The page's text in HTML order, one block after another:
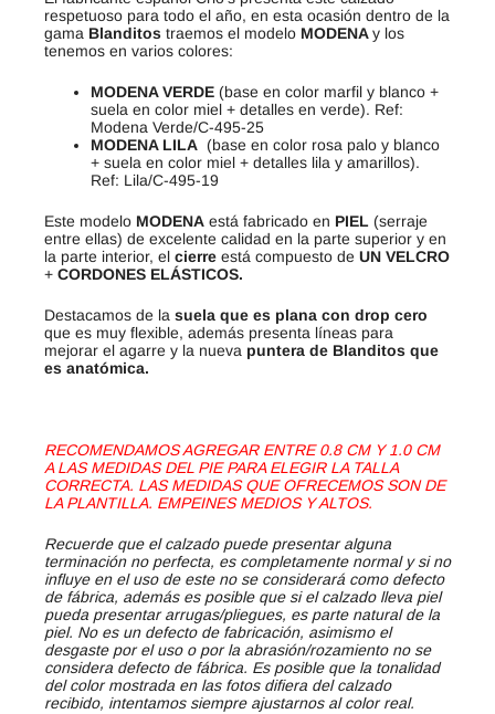
respetuoso para todo el año, en esta ocasión dentro de la
gama Blanditos traemos el modelo MODENAy los
tenemos en varios colores:
MODENA VERDE (base en color marfil y blanco +
suela en color miel + detalles en verde). Ref:
Modena Verde/C-495-25
MODENA LILA (base en color rosa palo y blanco
+ suela en color miel + detalles lila y amarillos).
Ref: Lila/C-495-19
Este modelo MODENA está fabricado en PIEL (serraje
entre ellas) de excelente calidad en la parte superior y en
la parte interior, el cierre está compuesto de UN VELCRO
+ CORDONES ELÁSTICOS.
Destacamos de la suela que es plana con drop cero
que es muy flexible, además presenta líneas para
mejorar el agarre y la nueva puntera de Blanditos que
es anatómica.
RECOMENDAMOS AGREGAR ENTRE 0.8 CM Y 1.0 CM
A LAS MEDIDAS DEL PIE PARA ELEGIR LA TALLA
CORRECTA. LAS MEDIDAS QUE OFRECEMOS SON DE
LA PLANTILLA. EMPEINES MEDIOS Y ALTOS.
Recuerde que el calzado puede presentar alguna
terminación no perfecta, es completamente normal y si no
influye en el uso de este no se considerará como defecto
de fábrica, además es posible que si el calzado lleva piel
pueda presentar arrugas/pliegues, es parte natural de la
piel. No es un defecto de fabricación, asimismo el
desgaste por el uso o por la abrasión/rozamiento no se
considera defecto de fábrica. Es posible que la tonalidad
del color mostrada en las fotos difiera del calzado
recibido, intentamos siempre ajustarnos al color real.